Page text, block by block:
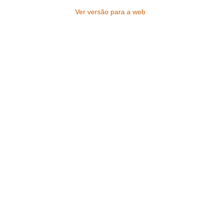
Ver versão para a web